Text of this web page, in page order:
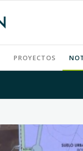
PROYECTOS